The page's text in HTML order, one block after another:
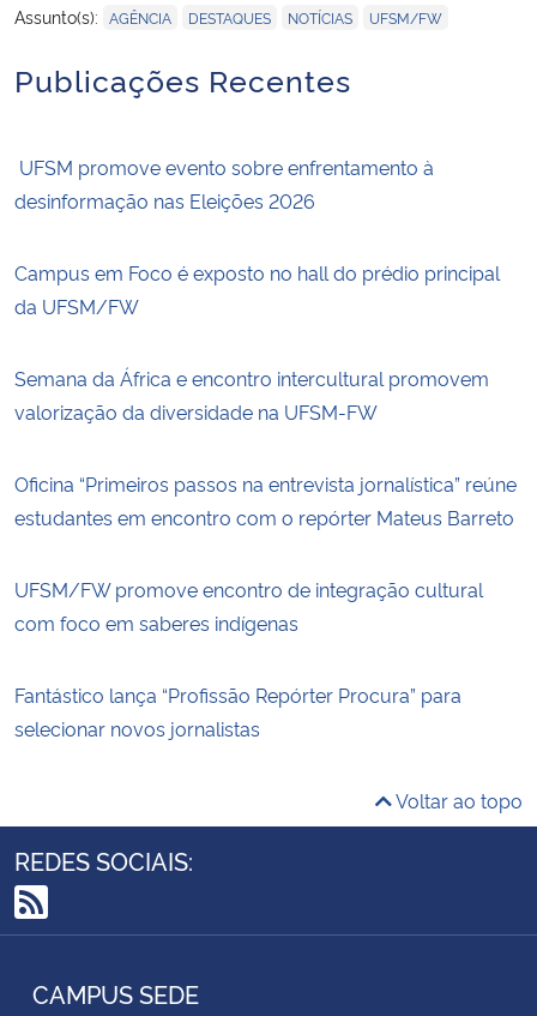
Assunto(s): AGÊNCIA DESTAQUES NOTÍCIAS UFSM/FW
Publicações Recentes
UFSM promove evento sobre enfrentamento à
desinformação nas Eleições 2026
Campus em Foco é exposto no hall do prédio principal
da UFSM/FW
Semana da África e encontro intercultural promovem
valorização da diversidade na UFSM-FW
Oficina “Primeiros passos na entrevista jornalística” reúne
estudantes em encontro com o repórter Mateus Barreto
UFSM/FW promove encontro de integração cultural
com foco em saberes indígenas
Fantástico lança “Profissão Repórter Procura” para
selecionar novos jornalistas
Voltar ao topo
REDES SOCIAIS:
RSS
CAMPUS SEDE